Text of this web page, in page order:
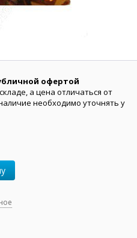
офертой
а цена отличаться от
необходимо уточнять у